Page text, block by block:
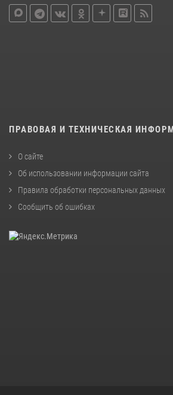
ПРАВОВАЯ И ТЕХНИЧЕСКАЯ
О сайте
Об использовании информации сайта
Правила обработки персональных данных
Сообщить об ошибках